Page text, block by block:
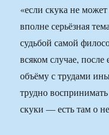
«если скука не может
вполне серьёзная
судьбой самой
всяком случае, после
объёму с трудами
трудно
скуки — есть там о